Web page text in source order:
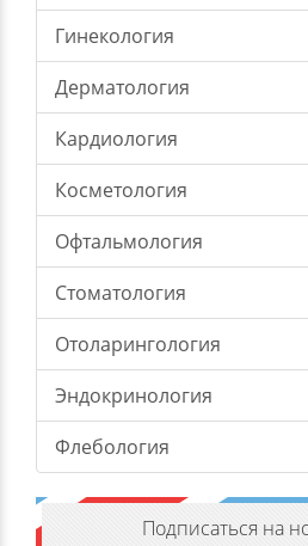
Гинекология
Дерматология
Кардиология
Косметология
Офтальмология
Стоматология
Отоларингология
Эндокринология
Флебология
Подписаться на